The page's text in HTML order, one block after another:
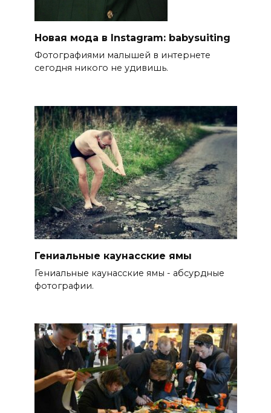
Новая мода в Instagram: babysuiting
Фотографиями малышей в интернете
сегодня никого не удивишь.
Гениальные каунасские ямы
Гениальные каунасские ямы - абсурдные
фотографии.